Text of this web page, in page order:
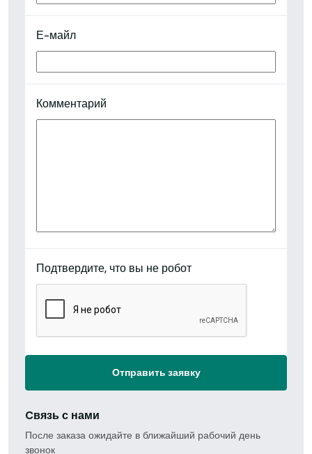
Е-майл
Комментарий
Подтвердите, что вы не робот
Отправить заявку
Cвязь с нами
После заказа ожидайте в ближайший рабочий день
звонок